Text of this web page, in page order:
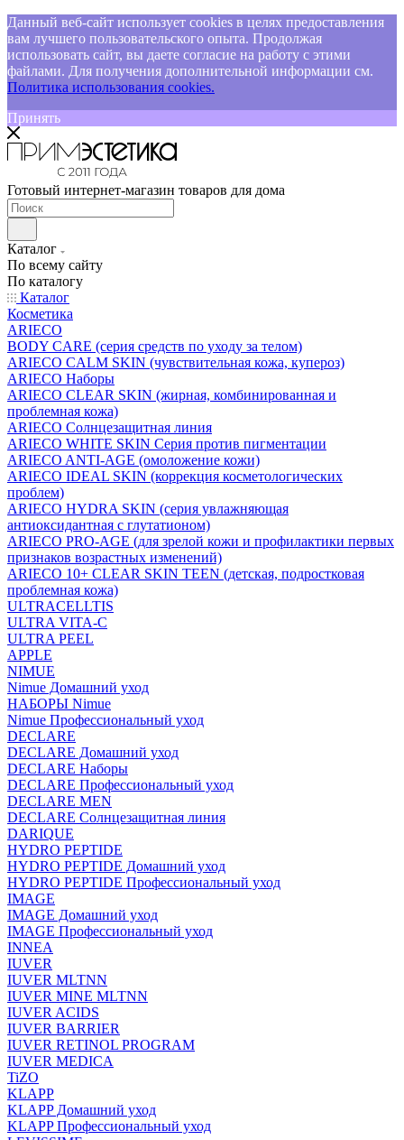
Данный веб-сайт использует cookies в целях предоставления
вам лучшего пользовательского опыта. Продолжая
использовать сайт, вы даете согласие на работу с этими
файлами. Для получения дополнительной информации см.
Политика использования cookies.
Принять
Готовый интернет-магазин товаров для дома
Каталог
По всему сайту
По каталогу
Каталог
Косметика
ARIECO
BODY CARE (серия средств по уходу за телом)
ARIECO CALM SKIN (чувствительная кожа, купероз)
ARIECO Наборы
ARIECO CLEAR SKIN (жирная, комбинированная и
проблемная кожа)
ARIECO Солнцезащитная линия
ARIECO WHITE SKIN Серия против пигментации
ARIECO ANTI-AGE (омоложение кожи)
ARIECO IDEAL SKIN (коррекция косметологических
проблем)
ARIECO HYDRA SKIN (серия увлажняющая
антиоксидантная с глутатионом)
ARIECO PRO-AGE (для зрелой кожи и профилактики первых
признаков возрастных изменений)
ARIECO 10+ CLEAR SKIN TEEN (детская, подростковая
проблемная кожа)
ULTRACELLTIS
ULTRA VITA-C
ULTRA PEEL
APPLE
NIMUE
Nimue Домашний уход
НАБОРЫ Nimue
Nimue Профессиональный уход
DECLARE
DECLARE Домашний уход
DECLARE Наборы
DECLARE Профессиональный уход
DECLARE MEN
DECLARE Солнцезащитная линия
DARIQUE
HYDRO PEPTIDE
HYDRO PEPTIDE Домашний уход
HYDRO PEPTIDE Профессиональный уход
IMAGE
IMAGE Домашний уход
IMAGE Профессиональный уход
INNEA
IUVER
IUVER MLTNN
IUVER MINE MLTNN
IUVER ACIDS
IUVER BARRIER
IUVER RETINOL PROGRAM
IUVER MEDICA
TiZO
KLAPP
KLAPP Домашний уход
KLAPP Профессиональный уход